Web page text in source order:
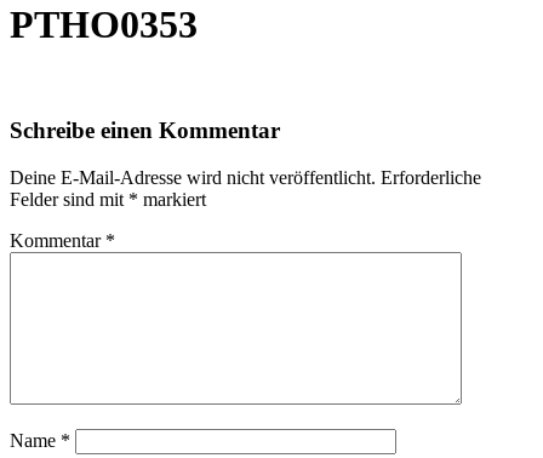
PTHO0353
Schreibe einen Kommentar
Deine E-Mail-Adresse wird nicht veröffentlicht. Erforderliche
Felder sind mit * markiert
Kommentar *
Name *